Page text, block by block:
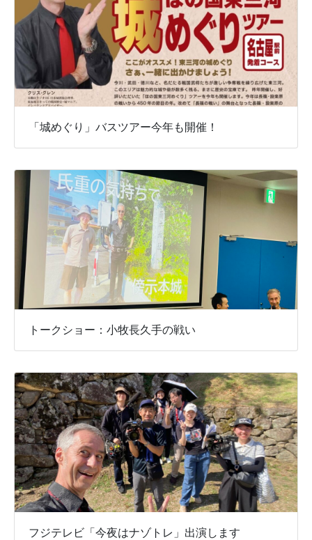
「城めぐり」バスツアー今年も開催！
トークショー：小牧長久手の戦い
フジテレビ「今夜はナゾトレ」出演します